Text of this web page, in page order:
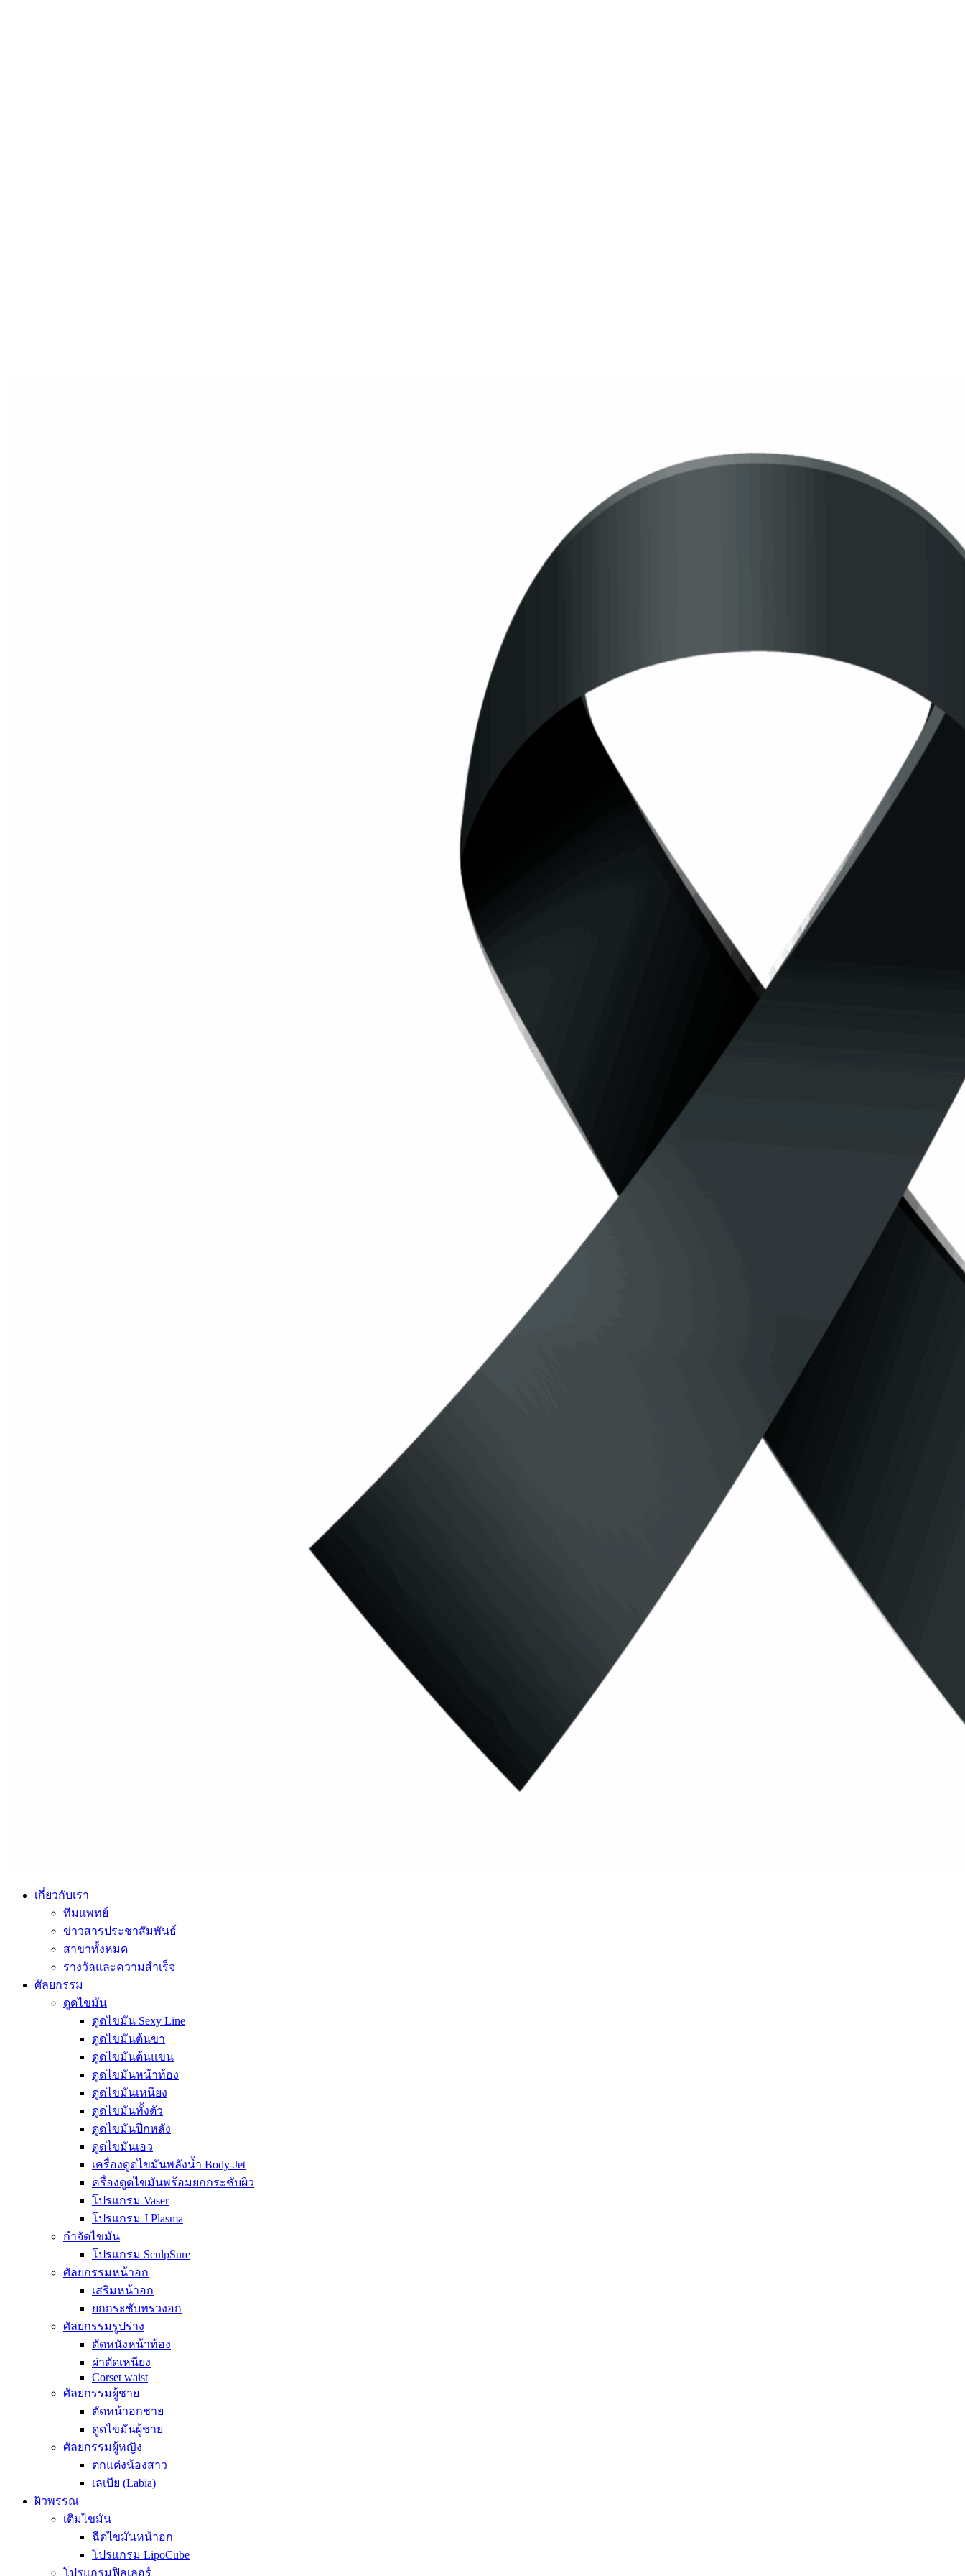
เกี่ยวกับเรา
ทีมแพทย์
ข่าวสารประชาสัมพันธ์
สาขาทั้งหมด
รางวัลและความสำเร็จ
ศัลยกรรม
ดูดไขมัน
ดูดไขมัน Sexy Line
ดูดไขมันต้นขา
ดูดไขมันต้นแขน
ดูดไขมันหน้าท้อง
ดูดไขมันเหนียง
ดูดไขมันทั้งตัว
ดูดไขมันปีกหลัง
ดูดไขมันเอว
เครื่องดูดไขมันพลังน้ำ Body-Jet
ครื่องดูดไขมันพร้อมยกกระชับผิว
โปรแกรม Vaser
โปรแกรม J Plasma
กำจัดไขมัน
โปรแกรม SculpSure
ศัลยกรรมหน้าอก
เสริมหน้าอก
ยกกระชับทรวงอก
ศัลยกรรมรูปร่าง
ตัดหนังหน้าท้อง
ผ่าตัดเหนียง
Corset waist
ศัลยกรรมผู้ชาย
ตัดหน้าอกชาย
ดูดไขมันผู้ชาย
ศัลยกรรมผู้หญิง
ตกแต่งน้องสาว
เลเบีย (Labia)
ผิวพรรณ
เติมไขมัน
ฉีดไขมันหน้าอก
โปรแกรม LipoCube
โปรแกรมฟิลเลอร์